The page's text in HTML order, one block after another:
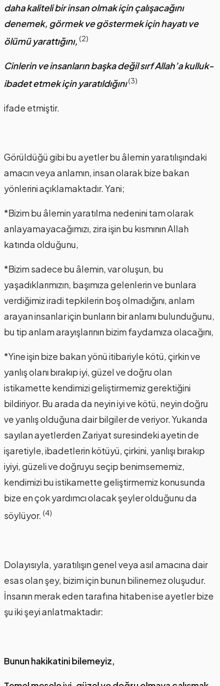
daha kaliteli bir insan olmak için çalışacağını
denemek, görmek ve göstermek için hayatı ve
ölümü yarattığını, (2)
Cinlerin ve insanların başka değil sırf Allah’a kulluk-
ibadet etmek için yaratıldığını(3)
ifade etmiştir.
Görüldüğü gibi bu ayetler bu âlemin yaratılışındaki
amacın veya anlamın, insan olarak bize bakan
yönlerini açıklamaktadır. Yani;
*Bizim bu âlemin yaratılma nedenini tam olarak
anlayamayacağımızı, zira işin bu kısmının Allah
katında olduğunu,
*Bizim sadece bu âlemin, var oluşun, bu
yaşadıklarımızın, başımıza gelenlerin ve bunlara
verdiğimiz iradi tepkilerin boş olmadığını, anlam
arayan insanlar için bunların bir anlamı bulunduğunu,
bu tip anlam arayışlarının bizim faydamıza olacağını,
*Yine işin bize bakan yönü itibariyle kötü, çirkin ve
yanlış olanı bırakıp iyi, güzel ve doğru olan
istikamette kendimizi geliştirmemiz gerektiğini
bildiriyor. Bu arada da neyin iyi ve kötü, neyin doğru
ve yanlış olduğuna dair bilgiler de veriyor. Yukarıda
sayılan ayetlerden Zariyat suresindeki ayetin de
işaretiyle, ibadetlerin kötüyü, çirkini, yanlışı bırakıp
iyiyi, güzeli ve doğruyu seçip benimsememiz,
kendimizi bu istikamette geliştirmemiz konusunda
bize en çok yardımcı olacak şeyler olduğunu da
söylüyor. (4)
Dolayısıyla, yaratılışın genel veya asıl amacına dair
esas olan şey, bizim için bunun bilinemez oluşudur.
İnsanın merak eden tarafına hitaben ise ayetler bize
şu iki şeyi anlatmaktadır:
Bunun hakikatini bilemeyiz,